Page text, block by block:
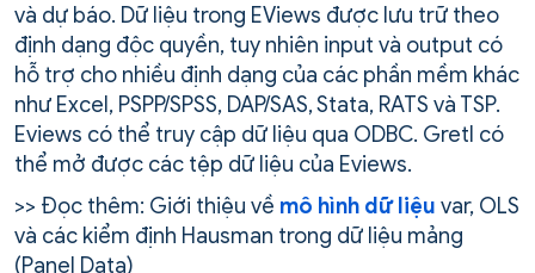
và dự báo. Dữ liệu trong EViews được lưu trữ theo
định dạng độc quyền, tuy nhiên input và output có
hỗ trợ cho nhiều định dạng của các phần mềm khác
như Excel, PSPP/SPSS, DAP/SAS, Stata, RATS và TSP.
Eviews có thể truy cập dữ liệu qua ODBC. Gretl có
thể mở được các tệp dữ liệu của Eviews.
>> Đọc thêm: Giới thiệu về mô hình dữ liệu var, OLS
và các kiểm định Hausman trong dữ liệu mảng
(Panel Data)